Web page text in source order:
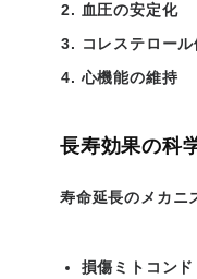
血圧の安定化
コレステロー
心機能の維持
長寿効果の科
寿命延長のメカニ
損傷ミトコンド